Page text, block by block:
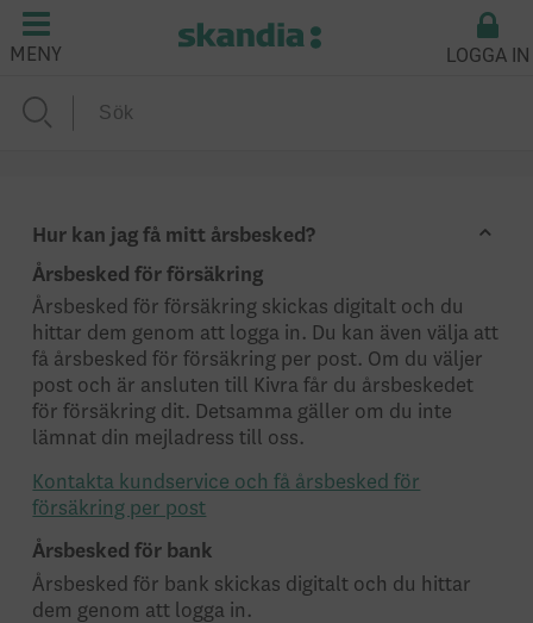
MENY LOGGA IN
Hur kan jag få mitt årsbesked?
Årsbesked för försäkring
Årsbesked för försäkring skickas digitalt och du
hittar dem genom att logga in. Du kan även välja att
få årsbesked för försäkring per post. Om du väljer
post och är ansluten till Kivra får du årsbeskedet
för försäkring dit. Detsamma gäller om du inte
lämnat din mejladress till oss.
Kontakta kundservice och få årsbesked för
försäkring per post
Årsbesked för bank
Årsbesked för bank skickas digitalt och du hittar
dem genom att logga in.